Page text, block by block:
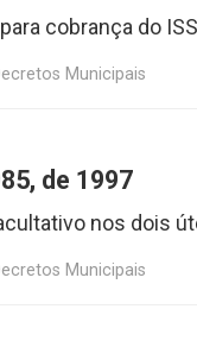
para cobrança do
Municipais
de 1997
nos dois
Municipais